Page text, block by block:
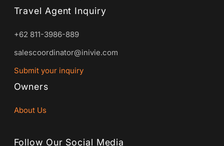
Travel Agent Inquiry
+62 811-3986-889
salescoordinator@inivie.com
Submit your inquiry
Owners
About Us
Follow Our Social Media